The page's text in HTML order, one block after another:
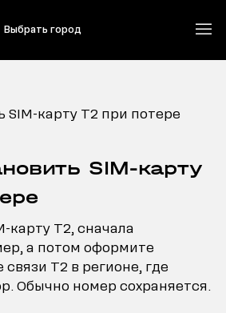
Выбрать город
SIM-карту T2 при потере
SIM-карту
карту T2, сначала
а потом оформите
связи T2 в регионе, где
Обычно номер сохраняется.